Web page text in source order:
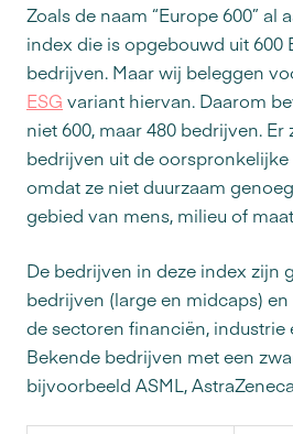
Zoals de naam “Europe 600” al
index die is opgebouwd uit 600
bedrijven. Maar wij beleggen
ESG variant hiervan. Daarom
niet 600, maar 480 bedrijven. Er
bedrijven uit de
omdat ze niet duurzaam
gebied van mens, milieu of
De bedrijven in deze index zijn
bedrijven (large en midcaps)
de sectoren financiën,
Bekende bedrijven met een
bijvoorbeeld ASML,